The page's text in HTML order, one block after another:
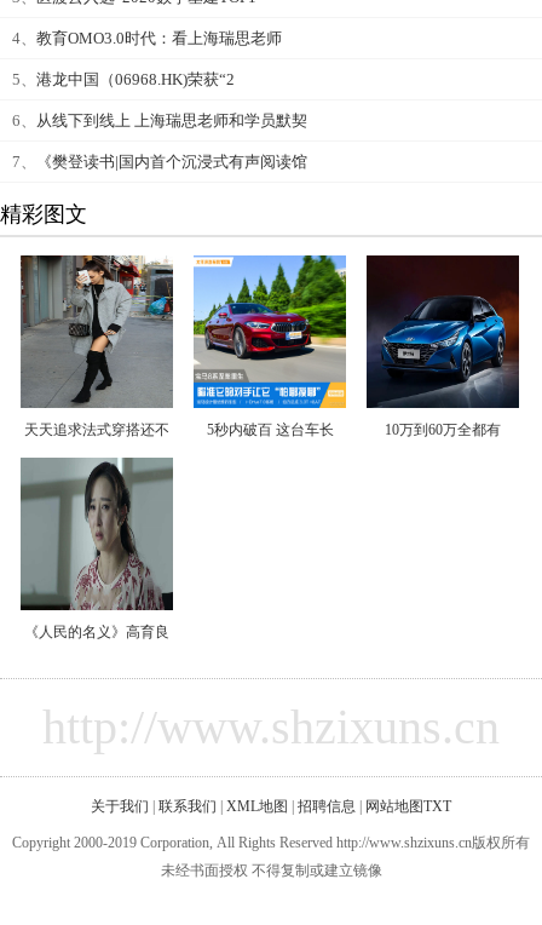
4、 教育OMO3.0时代：看上海瑞思老师
5、 港龙中国（06968.HK)荣获“2
6、 从线下到线上 上海瑞思老师和学员默契
7、 《樊登读书|国内首个沉浸式有声阅读馆
精彩图文
天天追求法式穿搭还不 5秒内破百 这台车长 10万到60万全都有
《人民的名义》高育良
http://www.shzixuns.cn
关于我们 联系我们 XML地图 招聘信息 网站地图TXT
Copyright 2000-2019 Corporation, All Rights Reserved http://www.shzixuns.cn版权所有
未经书面授权 不得复制或建立镜像